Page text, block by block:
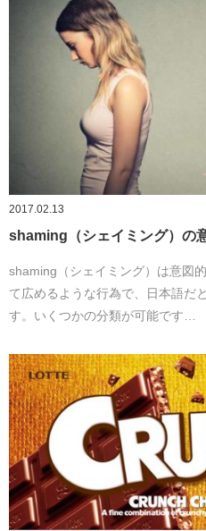
2017.02.13
shaming（シェイミング）の
shaming（シェイミング）は意図
て広めるような行為で、日本語だ
す。いくつかの分類が可能です…